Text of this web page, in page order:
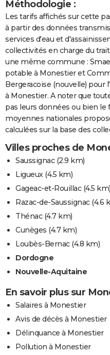
Méthodologie :
Les tarifs affichés sur cette
à partir des données
services d'eau et
collectivités en charge du
une même commune :
potable à Monestier et
Bergeracoise (nouvelle) pour
à Monestier. A noter que
pas leurs données ou bien
moyennes nationales
calculées sur la base des
Villes proches de
Saussignac(2.9 km)
Ligueux(4.5 km)
Gageac-et-Rouillac(4.5 km)
Razac-de-Saussignac(4.6
Thénac(4.7 km)
Cunèges (4.7 km)
Loubès-Bernac(4.8 km)
Dordogne
Nouvelle-Aquitaine
En savoir plus sur
Salaires à Monestier
Avis de décès à Monestier
Délinquance à Monestier
Pollution à Monestier